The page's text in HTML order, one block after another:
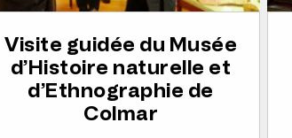
Visite guidée du Musée
d’Histoire naturelle et
d’Ethnographie de
Colmar